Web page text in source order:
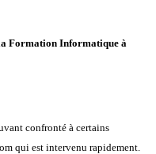
Formation Informatique à
confronté à certains
qui est intervenu rapidement.